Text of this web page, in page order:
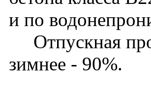
и по
Отпускная
зимнее - 90%.